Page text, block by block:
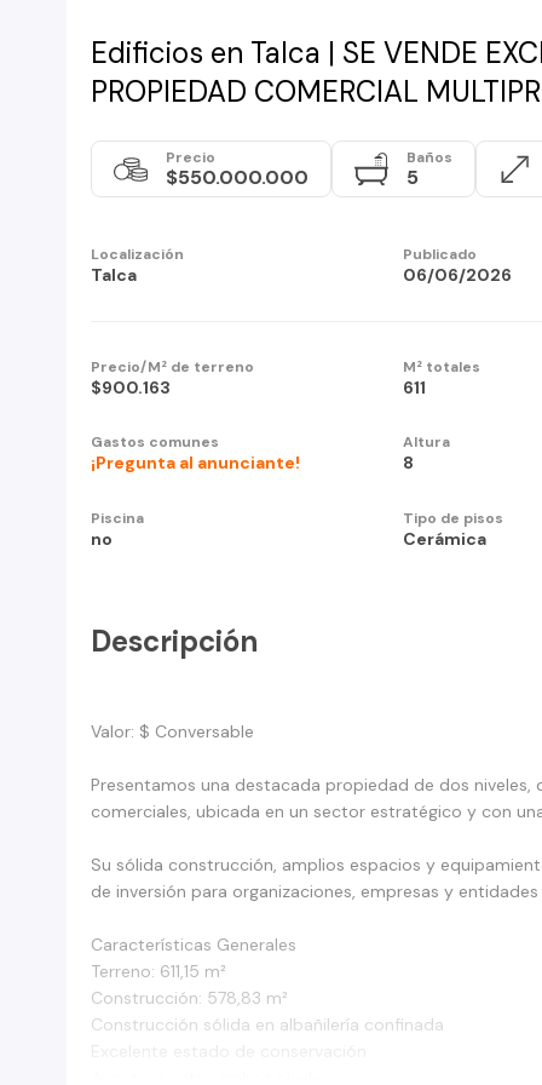
Edificios en Talca | SE VENDE
PROPIEDAD COMERCIAL
Precio
$550.000.000
Baños
5
Localización
Talca
Publicado
06/06/2026
Precio/M² de terreno
$900.163
M² totales
611
Gastos comunes
¡Pregunta al anunciante!
Altura
8
Piscina
no
Tipo de pisos
Cerámica
Descripción
Valor: $ Conversable
Presentamos una destacada propiedad de dos
comerciales, ubicada en un sector estratégico y con
Su sólida construcción, amplios espacios y
de inversión para organizaciones, empresas y
Características Generales
Terreno: 611,15 m²
Construcción: 578,83 m²
Construcción sólida en albañilería confinada